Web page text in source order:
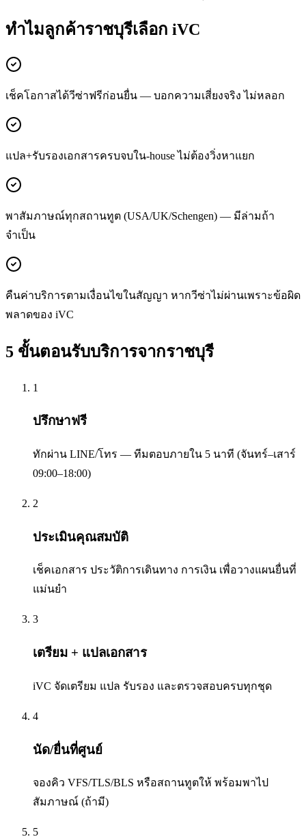
ทำไมลูกค้าราชบุรีเลือก iVC
เช็คโอกาสได้วีซ่าฟรีก่อนยื่น — บอกความเสี่ยงจริง ไม่หลอก
แปล+รับรองเอกสารครบจบใน-house ไม่ต้องวิ่งหาแยก
พาสัมภาษณ์ทุกสถานทูต (USA/UK/Schengen) — มีล่ามถ้า
จำเป็น
คืนค่าบริการตามเงื่อนไขในสัญญา หากวีซ่าไม่ผ่านเพราะข้อผิด
พลาดของ iVC
5 ขั้นตอนรับบริการจากราชบุรี
1
ปรึกษาฟรี
ทักผ่าน LINE/โทร — ทีมตอบภายใน 5 นาที (จันทร์–เสาร์
09:00–18:00)
2
ประเมินคุณสมบัติ
เช็คเอกสาร ประวัติการเดินทาง การเงิน เพื่อวางแผนยื่นที่
แม่นยำ
3
เตรียม + แปลเอกสาร
iVC จัดเตรียม แปล รับรอง และตรวจสอบครบทุกชุด
4
นัด/ยื่นที่ศูนย์
จองคิว VFS/TLS/BLS หรือสถานทูตให้ พร้อมพาไป
สัมภาษณ์ (ถ้ามี)
5